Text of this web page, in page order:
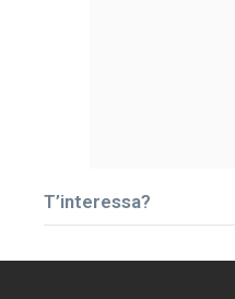
T’interessa?